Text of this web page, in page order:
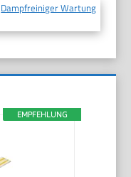
Dampfreiniger Wartung
EMPFEHLUNG